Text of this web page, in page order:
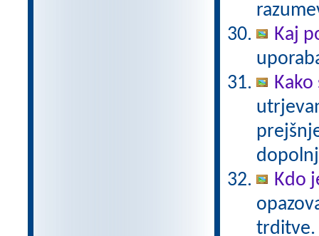
Kaj
Kdo
trditve.